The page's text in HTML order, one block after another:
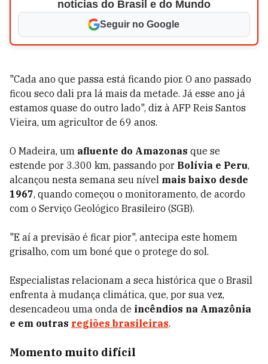
notícias do Brasil e do Mundo
Seguir no Google
"Cada ano que passa está ficando pior. O ano passado
ficou seco dali pra lá mais da metade. Já esse ano já
estamos quase do outro lado", diz à AFP Reis Santos
Vieira, um agricultor de 69 anos.
O Madeira, um afluente do Amazonas que se
estende por 3.300 km, passando por Bolívia e Peru,
alcançou nesta semana seu nível mais baixo desde
1967, quando começou o monitoramento, de acordo
com o Serviço Geológico Brasileiro (SGB).
"E aí a previsão é ficar pior", antecipa este homem
grisalho, com um boné que o protege do sol.
Especialistas relacionam a seca histórica que o Brasil
enfrenta à mudança climática, que, por sua vez,
desencadeou uma onda de incêndios na Amazônia
e em outras regiões brasileiras.
Momento muito difícil